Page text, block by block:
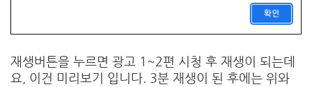
재생버튼을 누르면 광고 1~2편 시청 후 재생이 되는데
요, 이건 미리보기 입니다. 3분 재생이 된 후에는 위와